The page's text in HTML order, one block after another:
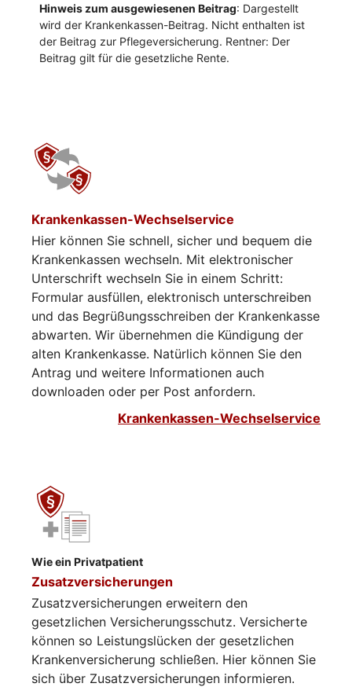
Krankenkassen-Wechselservice
Hier können Sie schnell, sicher und bequem die
Krankenkassen wechseln. Mit elektronischer
Unterschrift wechseln Sie in einem Schritt:
Formular ausfüllen, elektronisch unterschreiben
und das Begrüßungsschreiben der Krankenkasse
abwarten. Wir übernehmen die Kündigung der
alten Krankenkasse. Natürlich können Sie den
Antrag und weitere Informationen auch
downloaden oder per Post anfordern.
Krankenkassen-Wechselservice
Wie ein Privatpatient
Zusatzversicherungen
Zusatzversicherungen erweitern den
gesetzlichen Versicherungsschutz. Versicherte
können so Leistungslücken der gesetzlichen
Krankenversicherung schließen. Hier können Sie
sich über Zusatzversicherungen informieren.​​​​